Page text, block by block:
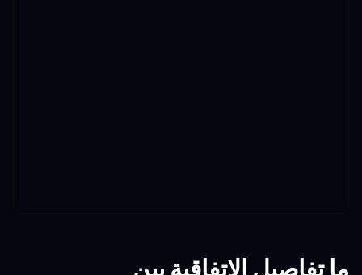
ما تفاصيل الاتفاقية بين